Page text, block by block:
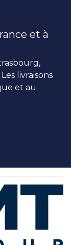
et à
livraisons
et au